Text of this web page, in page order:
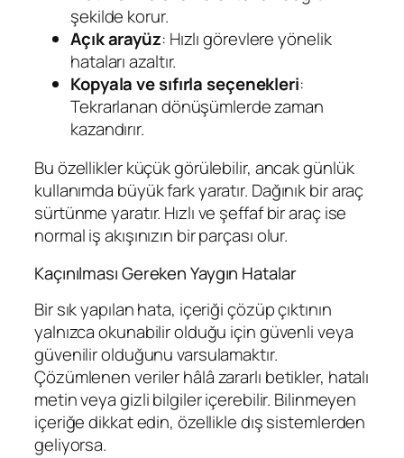
şekilde korur.
Açık arayüz: Hızlı görevlere yönelik
hataları azaltır.
Kopyala ve sıfırla seçenekleri:
Tekrarlanan dönüşümlerde zaman
kazandırır.
Bu özellikler küçük görülebilir, ancak günlük
kullanımda büyük fark yaratır. Dağınık bir araç
sürtünme yaratır. Hızlı ve şeffaf bir araç ise
normal iş akışınızın bir parçası olur.
Kaçınılması Gereken Yaygın Hatalar
Bir sık yapılan hata, içeriği çözüp çıktının
yalnızca okunabilir olduğu için güvenli veya
güvenilir olduğunu varsulamaktır.
Çözümlenen veriler hâlâ zararlı betikler, hatalı
metin veya gizli bilgiler içerebilir. Bilinmeyen
içeriğe dikkat edin, özellikle dış sistemlerden
geliyorsa.